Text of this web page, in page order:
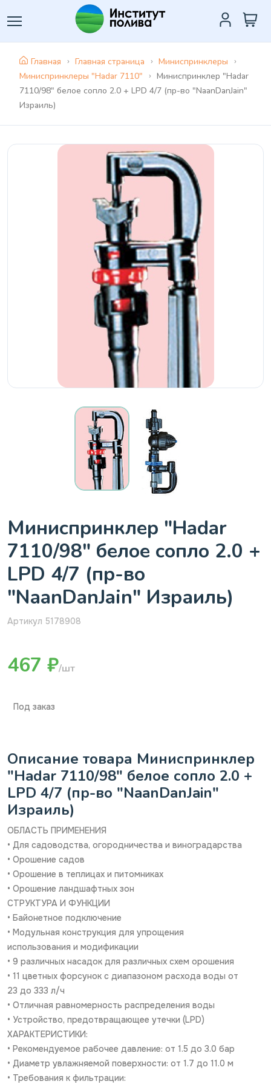
Главная Главная страница
Миниспринклеры
Миниспринклеры "Hadar 7110"
Миниспринклер "Hadar
7110/98" белое сопло 2.0 + LPD 4/7 (пр-во "NaanDanJain"
Израиль)
Миниспринклер "Hadar
7110/98" белое сопло 2.0 +
LPD 4/7 (пр-во
"NaanDanJain" Израиль)
Артикул 5178908
467 ₽/шт
Под заказ
Описание товара Миниспринклер
"Hadar 7110/98" белое сопло 2.0 +
LPD 4/7 (пр-во "NaanDanJain"
Израиль)
ОБЛАСТЬ ПРИМЕНЕНИЯ
• Для садоводства, огородничества и виноградарства
• Орошение садов
• Орошение в теплицах и питомниках
• Орошение ландшафтных зон
СТРУКТУРА И ФУНКЦИИ
• Байонетное подключение
• Модульная конструкция для упрощения
использования и модификации
• 9 различных насадок для различных схем орошения
• 11 цветных форсунок с диапазоном расхода воды от
23 до 333 л/ч
• Отличная равномерность распределения воды
• Устройство, предотвращающее утечки (LPD)
ХАРАКТЕРИСТИКИ:
• Рекомендуемое рабочее давление: от 1.5 до 3.0 бар
• Диаметр увлажняемой поверхности: от 1.7 до 11.0 м
• Требования к фильтрации: